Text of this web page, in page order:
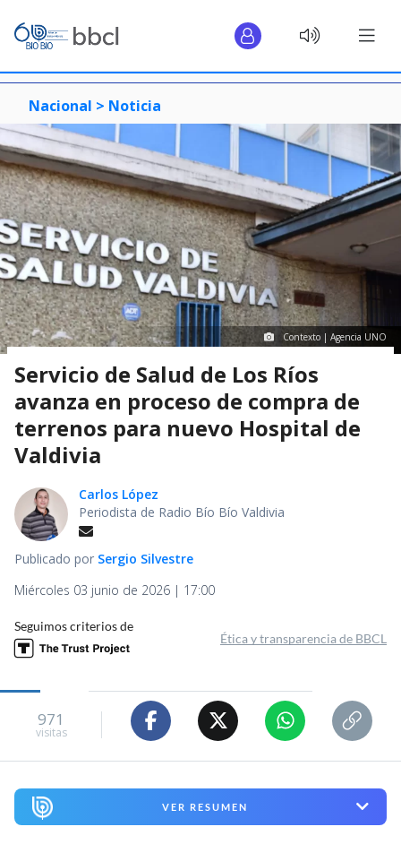
Nacional > Noticia
Contexto | Agencia UNO
Servicio de Salud de Los Ríos
avanza en proceso de compra de
terrenos para nuevo Hospital de
Valdivia
Carlos López
Periodista de Radio Bío Bío Valdivia
Publicado por Sergio Silvestre
Miércoles 03 junio de 2026 | 17:00
Seguimos criterios de
Ética y transparencia de BBCL
971
visitas
VER RESUMEN